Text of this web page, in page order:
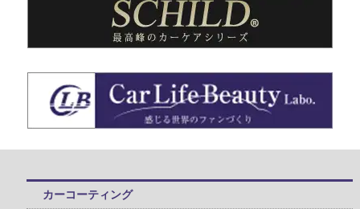
カーコーティング